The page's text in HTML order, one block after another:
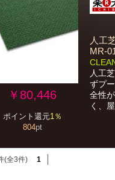
￥80,446
ポイント還元1％
804pt
人工
MR-
人工
ずプ
全性
く、
(全3件) 1